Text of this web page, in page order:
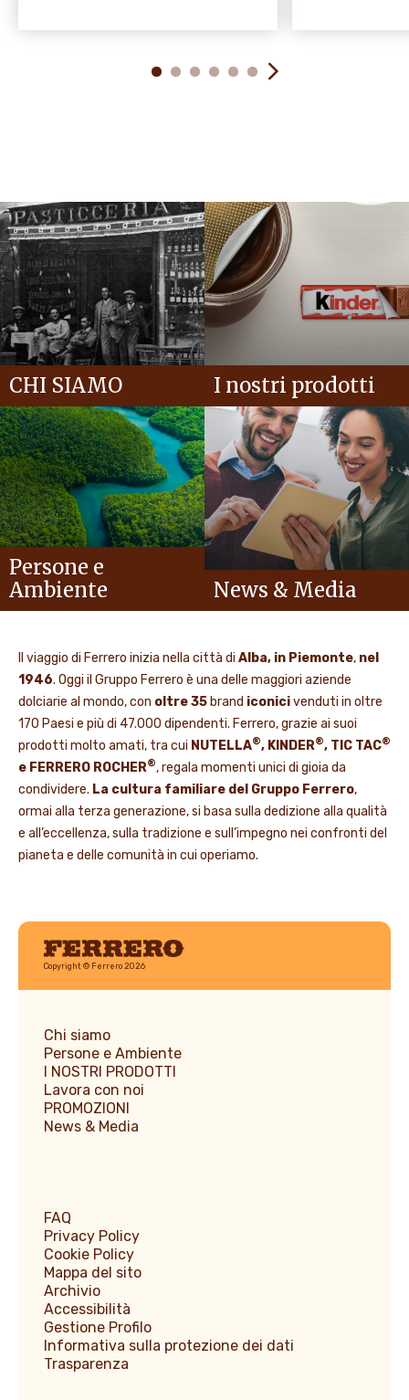
CHI SIAMO I nostri prodotti
Persone e
Ambiente
News & Media
Il viaggio di Ferrero inizia nella città di Alba, in Piemonte, nel
1946. Oggi il Gruppo Ferrero è una delle maggiori aziende
dolciarie al mondo, con oltre 35 brand iconicivenduti in oltre
170 Paesi e più di 47.000 dipendenti. Ferrero, grazie ai suoi
prodotti molto amati, tra cui NUTELLA®, KINDER®, TIC TAC®
e FERRERO ROCHER®, regala momenti unici di gioia da
condividere. La cultura familiare del Gruppo Ferrero,
ormai alla terza generazione, si basa sulla dedizione alla qualità
e all’eccellenza, sulla tradizione e sull’impegno nei confronti del
pianeta e delle comunità in cui operiamo.
Ferrero
Copyright © Ferrero 2026
Chi siamo
Persone e Ambiente
I NOSTRI PRODOTTI
Lavora con noi
PROMOZIONI
News & Media
FAQ
Privacy Policy
Cookie Policy
Mappa del sito
Archivio
Accessibilità
Gestione Profilo
Informativa sulla protezione dei dati
Trasparenza